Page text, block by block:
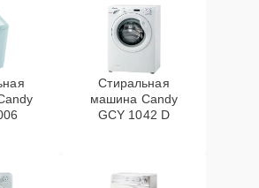
Стиральная
машина Candy
GCY 1042 D